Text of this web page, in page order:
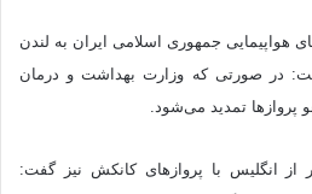
هواپیمایی جمهوری اسلامی ایران به لندن
در صورتی که وزارت بهداشت و درمان
پروازها تمدید می‌شود.
از انگلیس با پروازهای کانکش نیز گفت: